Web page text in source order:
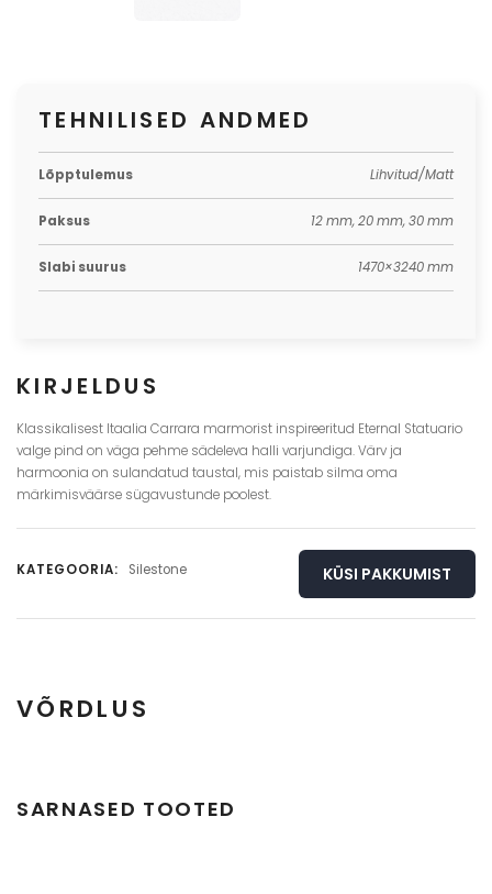
TEHNILISED ANDMED
Lõpptulemus Lihvitud/Matt
Paksus 12 mm, 20 mm, 30 mm
Slabi suurus 1470×3240 mm
KIRJELDUS
Klassikalisest Itaalia Carrara marmorist inspireeritud Eternal Statuario
valge pind on väga pehme sädeleva halli varjundiga. Värv ja
harmoonia on sulandatud taustal, mis paistab silma oma
märkimisväärse sügavustunde poolest.
KATEGOORIA: Silestone KÜSI PAKKUMIST
VÕRDLUS
Täisplaat
SARNASED TOOTED